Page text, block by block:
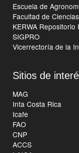
Escuela de
Facultad de
KERWA
SIGPRO
Vicerrectoría de la
Sitios de
MAG
Inta Costa Rica
Icafe
FAO
CNP
ACCS